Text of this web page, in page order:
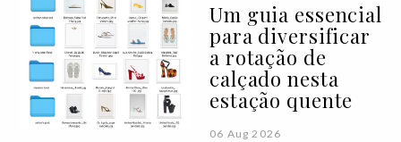
Um guia essencial
para diversificar
a rotação de
calçado nesta
estação quente
06 Aug 2026